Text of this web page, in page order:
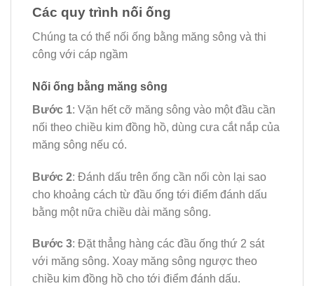
Các quy trình nối ống
Chúng ta có thể nối ống bằng măng sông và thi
công với cáp ngầm
Nối ống bằng măng sông
Bước 1: Vặn hết cỡ măng sông vào một đầu cần
nối theo chiều kim đồng hồ, dùng cưa cắt nắp của
măng sông nếu có.
Bước 2: Đánh dấu trên ống cần nối còn lại sao
cho khoảng cách từ đầu ống tới điểm đánh dấu
bằng một nữa chiều dài măng sông.
Bước 3: Đặt thẳng hàng các đầu ống thứ 2 sát
với măng sông. Xoay măng sông ngược theo
chiều kim đồng hồ cho tới điểm đánh dấu.